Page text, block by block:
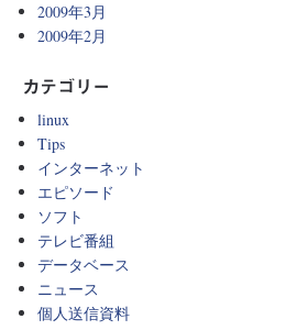
2009年3月
2009年2月
カテゴリー
linux
Tips
インターネット
エピソード
ソフト
テレビ番組
データベース
ニュース
個人送信資料